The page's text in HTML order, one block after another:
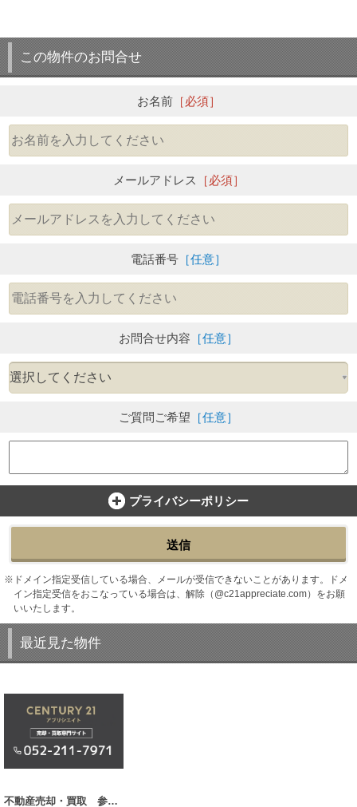
この物件のお問合せ
お名前［必須］
メールアドレス ［必須］
電話番号 ［任意］
お問合せ内容 ［任意］
ご質問ご希望 ［任意］
プライバシーポリシー
送信
ドメイン指定受信している場合、メールが受信できないことがあります。ドメ
イン指定受信をおこなっている場合は、解除（@c21appreciate.com）をお願
いいたします。
最近見た物件
不動産売却・買取 参考事例